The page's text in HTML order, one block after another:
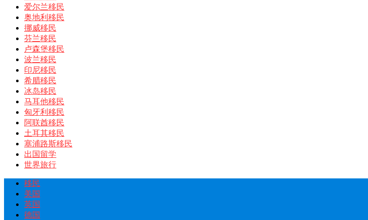
爱尔兰移民
奥地利移民
挪威移民
芬兰移民
卢森堡移民
波兰移民
印尼移民
希腊移民
冰岛移民
马耳他移民
匈牙利移民
阿联酋移民
土耳其移民
塞浦路斯移民
出国留学
世界旅行
移民
美国
英国
德国